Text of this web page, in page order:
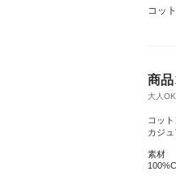
コッ
商品
大人
コッ
カジ
素材